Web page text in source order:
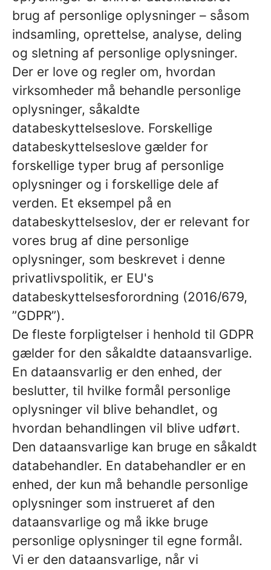
brug af personlige oplysninger – såsom
indsamling, oprettelse, analyse, deling
og sletning af personlige oplysninger.
Der er love og regler om, hvordan
virksomheder må behandle personlige
oplysninger, såkaldte
databeskyttelseslove. Forskellige
databeskyttelseslove gælder for
forskellige typer brug af personlige
oplysninger og i forskellige dele af
verden. Et eksempel på en
databeskyttelseslov, der er relevant for
vores brug af dine personlige
oplysninger, som beskrevet i denne
privatlivspolitik, er EU's
databeskyttelsesforordning (2016/679,
”GDPR”).
De fleste forpligtelser i henhold til GDPR
gælder for den såkaldte dataansvarlige.
En dataansvarlig er den enhed, der
beslutter, til hvilke formål personlige
oplysninger vil blive behandlet, og
hvordan behandlingen vil blive udført.
Den dataansvarlige kan bruge en såkaldt
databehandler. En databehandler er en
enhed, der kun må behandle personlige
oplysninger som instrueret af den
dataansvarlige og må ikke bruge
personlige oplysninger til egne formål.
Vi er den dataansvarlige, når vi